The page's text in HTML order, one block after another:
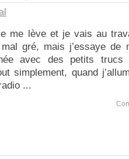
me lève et je vais au
gré, mais j’essaye de
avec des petits trucs
simplement, quand
...